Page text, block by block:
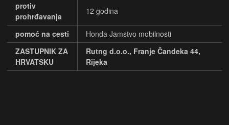
protiv
prohrđavanja
12 godina
pomoć na cesti
Honda Jamstvo mobilnosti
ZASTUPNIK ZA
HRVATSKU
Rutng d.o.o., Franje Čandeka 44,
Rijeka